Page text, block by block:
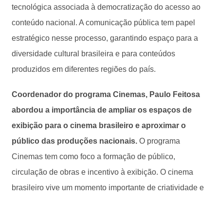
tecnológica associada à democratização do acesso ao
conteúdo nacional. A comunicação pública tem papel
estratégico nesse processo, garantindo espaço para a
diversidade cultural brasileira e para conteúdos
produzidos em diferentes regiões do país.
Coordenador do programa Cinemas, Paulo Feitosa
abordou a importância de ampliar os espaços de
exibição para o cinema brasileiro e aproximar o
público das produções nacionais. O programa
Cinemas tem como foco a formação de público,
circulação de obras e incentivo à exibição. O cinema
brasileiro vive um momento importante de criatividade e